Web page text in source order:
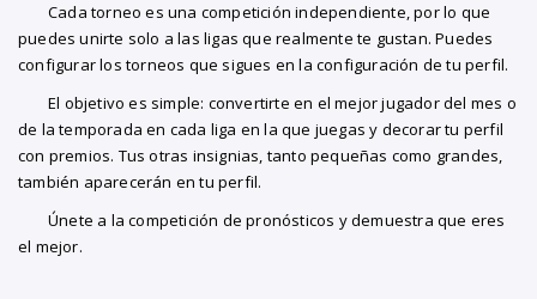
Cada torneo es una competición independiente, por lo que
puedes unirte solo a las ligas que realmente te gustan. Puedes
configurar los torneos que sigues en la configuración de tu perfil.
El objetivo es simple: convertirte en el mejor jugador del mes o
de la temporada en cada liga en la que juegas y decorar tu perfil
con premios. Tus otras insignias, tanto pequeñas como grandes,
también aparecerán en tu perfil.
Únete a la competición de pronósticos y demuestra que eres
el mejor.